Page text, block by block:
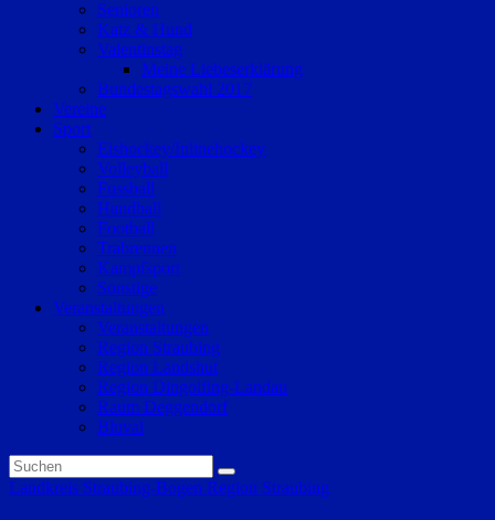
Senioren
Katz & Hund
Valentinstag
Meine Liebeserklärung
Bundestagswahl 2017
Vereine
Sport
Eishockey/Inlinehockey
Volleyball
Fussball
Handball
Football
Trabrennen
Kampfsport
Sonstige
Veranstaltungen
Veranstaltungen
Region Straubing
Region Landshut
Region Dingolfing-Landau
Raum Deggendorf
Bluval
Landkreis Straubing-Bogen Region Straubing